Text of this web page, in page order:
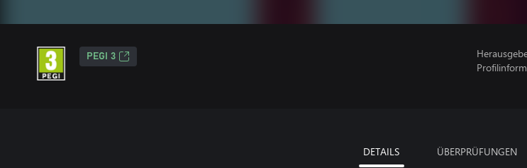
PEGI 3
DETAILS ÜBERPRÜFUNGEN